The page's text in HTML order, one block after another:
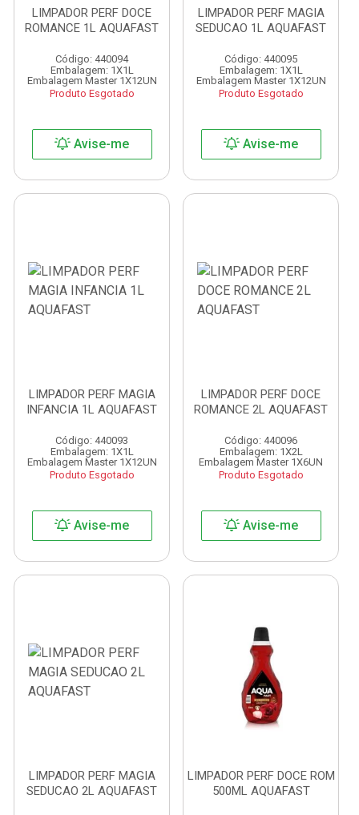
LIMPADOR PERF DOCE
ROMANCE 1L AQUAFAST
Código: 440094
Embalagem: 1X1L
Embalagem Master 1X12UN
Produto Esgotado
Avise-me
LIMPADOR PERF MAGIA
SEDUCAO 1L AQUAFAST
Código: 440095
Embalagem: 1X1L
Embalagem Master 1X12UN
Produto Esgotado
Avise-me
LIMPADOR PERF MAGIA
INFANCIA 1L AQUAFAST
Código: 440093
Embalagem: 1X1L
Embalagem Master 1X12UN
Produto Esgotado
Avise-me
LIMPADOR PERF DOCE
ROMANCE 2L AQUAFAST
Código: 440096
Embalagem: 1X2L
Embalagem Master 1X6UN
Produto Esgotado
Avise-me
LIMPADOR PERF MAGIA
SEDUCAO 2L AQUAFAST
LIMPADOR PERF DOCE ROM
500ML AQUAFAST